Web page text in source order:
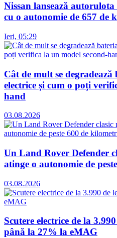
Nissan lansează
cu o autonomie de 657 de
Ieri, 05:29
Cât de mult se
electrice și cum o poți
hand
03.08.2026
Un Land Rover Defender
atinge o autonomie de
03.08.2026
Scutere electrice de la
până la 27% la eMAG